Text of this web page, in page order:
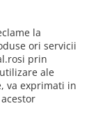
la
ori servicii
prin
ale
va exprimati in